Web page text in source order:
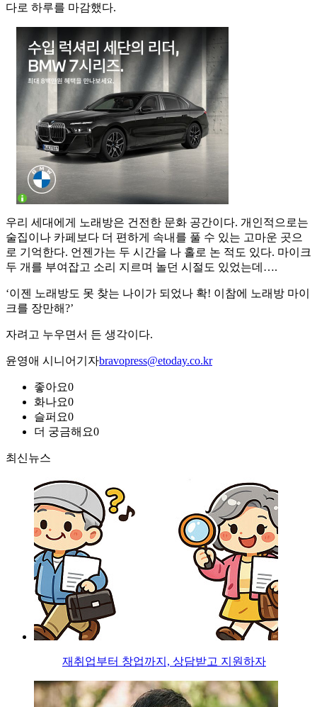
다로 하루를 마감했다.
우리 세대에게 노래방은 건전한 문화 공간이다. 개인적으로는
술집이나 카페보다 더 편하게 속내를 풀 수 있는 고마운 곳으
로 기억한다. 언젠가는 두 시간을 나 홀로 논 적도 있다. 마이크
두 개를 부여잡고 소리 지르며 놀던 시절도 있었는데….
‘이젠 노래방도 못 찾는 나이가 되었나 확! 이참에 노래방 마이
크를 장만해?’
자려고 누우면서 든 생각이다.
윤영애 시니어기자bravopress@etoday.co.kr
좋아요0
화나요0
슬퍼요0
더 궁금해요0
최신뉴스
재취업부터 창업까지, 상담받고 지원하자